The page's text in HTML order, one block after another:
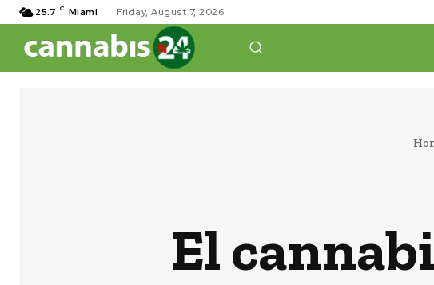
25.7 C Miami Friday, August 7, 2026
El